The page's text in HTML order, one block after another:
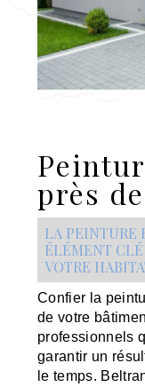
près
LA PEINTURE
ÉLÉMENT
VOTRE
Confier la
de votre
professionnels
garantir un
le temps.